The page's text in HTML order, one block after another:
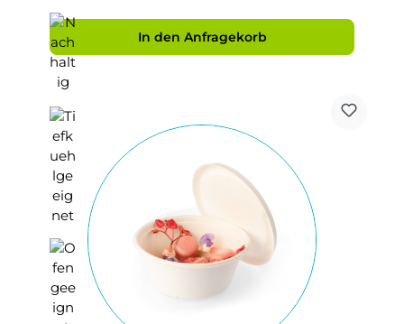
In den Anfragekorb